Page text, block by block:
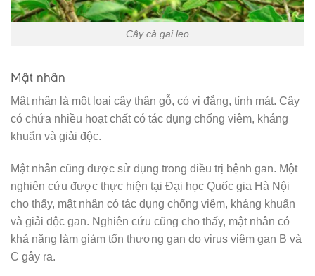
Cây cà gai leo
Mật nhân
Mật nhân là một loại cây thân gỗ, có vị đắng, tính mát. Cây
có chứa nhiều hoạt chất có tác dụng chống viêm, kháng
khuẩn và giải độc.
Mật nhân cũng được sử dụng trong điều trị bệnh gan. Một
nghiên cứu được thực hiện tại Đại học Quốc gia Hà Nội
cho thấy, mật nhân có tác dụng chống viêm, kháng khuẩn
và giải độc gan. Nghiên cứu cũng cho thấy, mật nhân có
khả năng làm giảm tổn thương gan do virus viêm gan B và
C gây ra.